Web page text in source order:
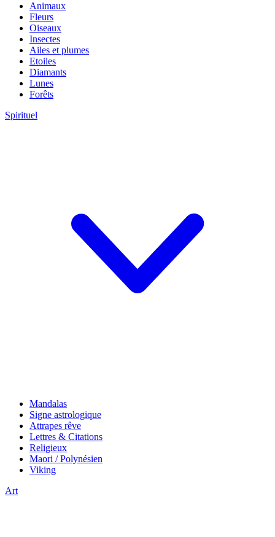
Animaux
Fleurs
Oiseaux
Insectes
Ailes et plumes
Etoiles
Diamants
Lunes
Forêts
Spirituel
Mandalas
Signe astrologique
Attrapes rêve
Lettres & Citations
Religieux
Maori / Polynésien
Viking
Art